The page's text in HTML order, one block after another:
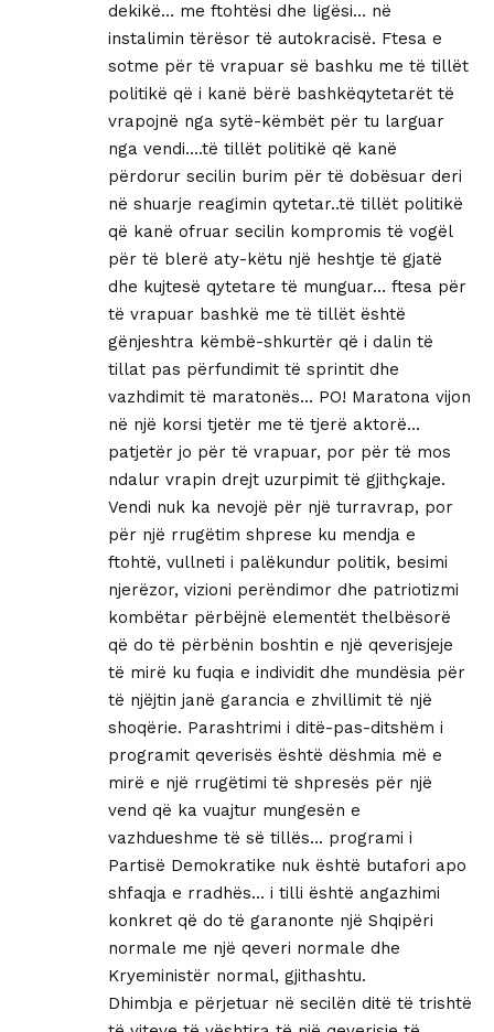
dekikë… me ftohtësi dhe ligësi… në
instalimin tërësor të autokracisë. Ftesa e
sotme për të vrapuar së bashku me të tillët
politikë që i kanë bërë bashkëqytetarët të
vrapojnë nga sytë-këmbët për tu larguar
nga vendi….të tillët politikë që kanë
përdorur secilin burim për të dobësuar deri
në shuarje reagimin qytetar..të tillët politikë
që kanë ofruar secilin kompromis të vogël
për të blerë aty-këtu një heshtje të gjatë
dhe kujtesë qytetare të munguar… ftesa për
të vrapuar bashkë me të tillët është
gënjeshtra këmbë-shkurtër që i dalin të
tillat pas përfundimit të sprintit dhe
vazhdimit të maratonës… PO! Maratona vijon
në një korsi tjetër me të tjerë aktorë…
patjetër jo për të vrapuar, por për të mos
ndalur vrapin drejt uzurpimit të gjithçkaje.
Vendi nuk ka nevojë për një turravrap, por
për një rrugëtim shprese ku mendja e
ftohtë, vullneti i palëkundur politik, besimi
njerëzor, vizioni perëndimor dhe patriotizmi
kombëtar përbëjnë elementët thelbësorë
që do të përbënin boshtin e një qeverisjeje
të mirë ku fuqia e individit dhe mundësia për
të njëjtin janë garancia e zhvillimit të një
shoqërie. Parashtrimi i ditë-pas-ditshëm i
programit qeverisës është dëshmia më e
mirë e një rrugëtimi të shpresës për një
vend që ka vuajtur mungesën e
vazhdueshme të së tillës… programi i
Partisë Demokratike nuk është butafori apo
shfaqja e rradhës… i tilli është angazhimi
konkret që do të garanonte një Shqipëri
normale me një qeveri normale dhe
Kryeministër normal, gjithashtu.
Dhimbja e përjetuar në secilën ditë të trishtë